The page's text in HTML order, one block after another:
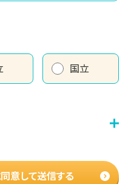
国立
意して送信する